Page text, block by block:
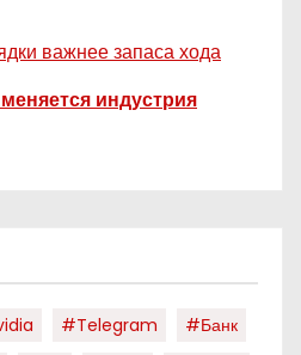
важнее запаса хода
меняется индустрия
#telegram
#банк